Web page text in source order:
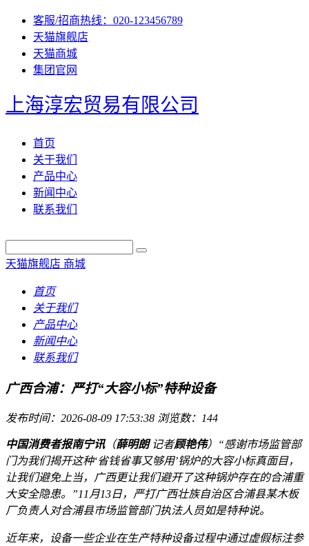
客服/招商热线：020-123456789
天猫旗舰店
天猫商城
集团官网
上海淳宏贸易有限公司
首页
关于我们
产品中心
新闻中心
联系我们
天猫旗舰店 商城
首页
关于我们
产品中心
新闻中心
联系我们
广西合浦：严打“大容小标”特种设备
发布时间：2026-08-09 17:53:38 浏览数：144
中国消费者报南宁讯（薛明朗记者顾艳伟）“感谢市场监管部
门为我们揭开这种‘省钱省事又够用’锅炉的大容小标真面目，
让我们避免上当，广西更让我们避开了这种锅炉存在的合浦重
大安全隐患。”11月13日，严打广西壮族自治区合浦县某木板
厂负责人对合浦县市场监管部门执法人员如是特种说。
近年来，设备一些企业在生产特种设备过程中通过虚假标注参